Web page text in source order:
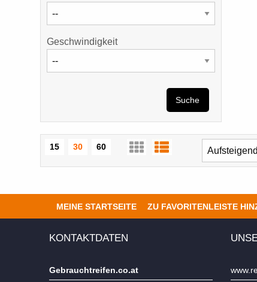
Geschwindigkeit
Suche
15 30 60
MEINE STARTSEITE ZU FAVORITENLEISTE
KONTAKTDATEN
Gebrauchtreifen.co.at